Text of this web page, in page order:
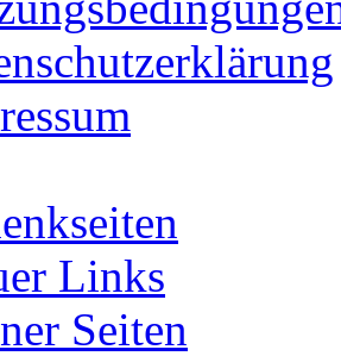
Links
Seiten